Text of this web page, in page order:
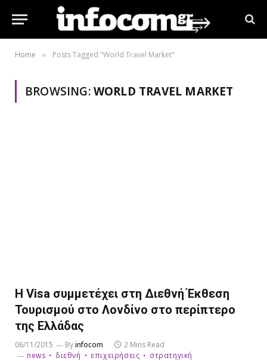
Home » Posts Tagged "World Travel Market"
BROWSING:WORLD TRAVEL MARKET
H Visa συμμετέχει στη Διεθνή Έκθεση
Τουρισμού στο Λονδίνο στο περίπτερο
της Ελλάδας
06/11/2015 Byinfocom
2 Mins Read
news
διεθνή επιχειρήσεις στρατηγική